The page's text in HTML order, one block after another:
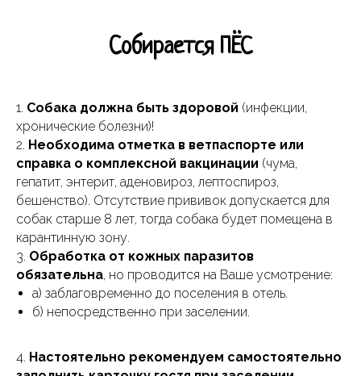
Cобирается ПЁС
1. Собака должна быть здоровой (инфекции,
хронические болезни)!
2. Необходима отметка в ветпаспорте или
справка о комплексной вакцинации (чума,
гепатит, энтерит, аденовироз, лептоспироз,
бешенство). Отсутствие прививок допускается для
собак старше 8 лет, тогда собака будет помещена в
карантинную зону.
3. Обработка от кожных паразитов
обязательна, но проводится на Ваше усмотрение:
а) заблаговременно до поселения в отель.
б) непосредственно при заселении.
4. Настоятельно рекомендуем самостоятельно